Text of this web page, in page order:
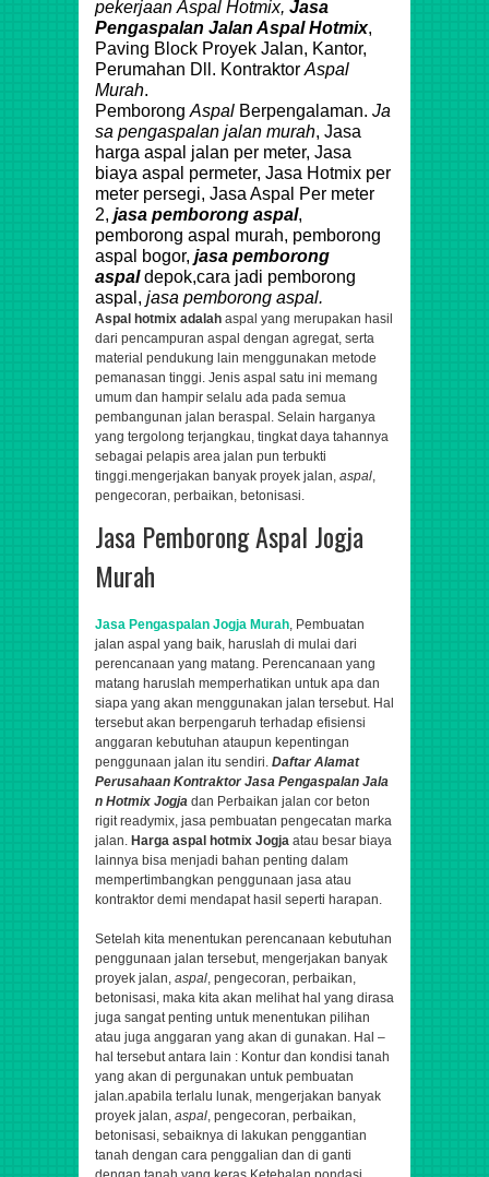
pekerjaan Aspal Hotmix, Jasa
Pengaspalan Jalan AspalHotmix,
Paving Block Proyek Jalan, Kantor,
Perumahan Dll. Kontraktor Aspal
Murah.
Pemborong Aspal Berpengalaman. Ja
sa pengaspalan jalan murah, Jasa
harga aspal jalan per meter, Jasa
biaya aspal permeter, Jasa Hotmix per
meter persegi, Jasa Aspal Per meter
2, jasa pemborong aspal,
pemborong aspal murah, pemborong
aspal bogor, jasa pemborong
aspaldepok,cara jadi pemborong
aspal, jasa pemborong aspal.
Aspal hotmix adalah aspal yang merupakan hasil
dari pencampuran aspal dengan agregat, serta
material pendukung lain menggunakan metode
pemanasan tinggi. Jenis aspal satu ini memang
umum dan hampir selalu ada pada semua
pembangunan jalan beraspal. Selain harganya
yang tergolong terjangkau, tingkat daya tahannya
sebagai pelapis area jalan pun terbukti
tinggi.mengerjakan banyak proyek jalan, aspal,
pengecoran, perbaikan, betonisasi.
Jasa Pemborong Aspal Jogja
Murah
Jasa Pengaspalan Jogja Murah, Pembuatan
jalan aspal yang baik, haruslah di mulai dari
perencanaan yang matang. Perencanaan yang
matang haruslah memperhatikan untuk apa dan
siapa yang akan menggunakan jalan tersebut. Hal
tersebut akan berpengaruh terhadap efisiensi
anggaran kebutuhan ataupun kepentingan
penggunaan jalan itu sendiri. Daftar Alamat
Perusahaan KontraktorJasa Pengaspalan Jala
n Hotmix Jogja dan Perbaikan jalan cor beton
rigit readymix, jasa pembuatan pengecatan marka
jalan. Harga aspal hotmix Jogja atau besar biaya
lainnya bisa menjadi bahan penting dalam
mempertimbangkan penggunaan jasa atau
kontraktor demi mendapat hasil seperti harapan.
Setelah kita menentukan perencanaan kebutuhan
penggunaan jalan tersebut, mengerjakan banyak
proyek jalan, aspal, pengecoran, perbaikan,
betonisasi, maka kita akan melihat hal yang dirasa
juga sangat penting untuk menentukan pilihan
atau juga anggaran yang akan di gunakan. Hal –
hal tersebut antara lain : Kontur dan kondisi tanah
yang akan di pergunakan untuk pembuatan
jalan.apabila terlalu lunak, mengerjakan banyak
proyek jalan, aspal, pengecoran, perbaikan,
betonisasi, sebaiknya di lakukan penggantian
tanah dengan cara penggalian dan di ganti